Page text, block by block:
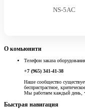
NS-5AC
О комьюнити
Телефон заказа
+7 (965) 341-41-38
Наше сообщество
беспристрастное,
Мы работаем каждый день,
Быстрая навигация